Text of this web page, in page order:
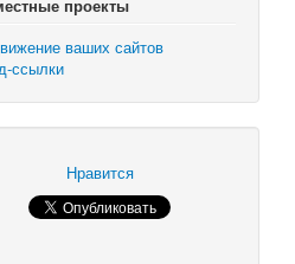
проекты
ваших сайтов
ссылки
Нравится